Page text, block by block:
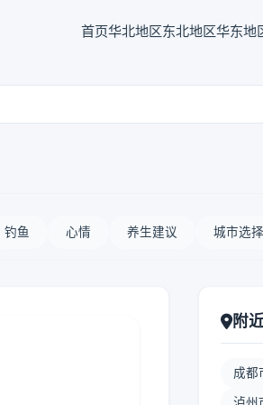
首页华北地区东北地区华东地
钓鱼 心情 养生建议 城市选择
附
成都